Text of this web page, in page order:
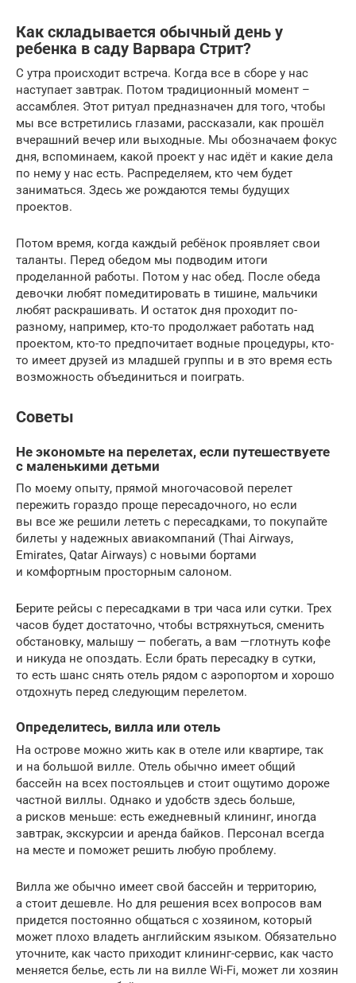
Как складывается обычный день у
ребенка в саду Варвара Стрит?
С утра происходит встреча. Когда все в сборе у нас
наступает завтрак. Потом традиционный момент –
ассамблея. Этот ритуал предназначен для того, чтобы
мы все встретились глазами, рассказали, как прошёл
вчерашний вечер или выходные. Мы обозначаем фокус
дня, вспоминаем, какой проект у нас идёт и какие дела
по нему у нас есть. Распределяем, кто чем будет
заниматься. Здесь же рождаются темы будущих
проектов.
Потом время, когда каждый ребёнок проявляет свои
таланты. Перед обедом мы подводим итоги
проделанной работы. Потом у нас обед. После обеда
девочки любят помедитировать в тишине, мальчики
любят раскрашивать. И остаток дня проходит по-
разному, например, кто-то продолжает работать над
проектом, кто-то предпочитает водные процедуры, кто-
то имеет друзей из младшей группы и в это время есть
возможность объединиться и поиграть.
Советы
Не экономьте на перелетах, если путешествуете
с маленькими детьми
По моему опыту, прямой многочасовой перелет
пережить гораздо проще пересадочного, но если
вы все же решили лететь с пересадками, то покупайте
билеты у надежных авиакомпаний (Thai Airways,
Emirates, Qatar Airways) с новыми бортами
и комфортным просторным салоном.
Берите рейсы с пересадками в три часа или сутки. Трех
часов будет достаточно, чтобы встряхнуться, сменить
обстановку, малышу — побегать, а вам —глотнуть кофе
и никуда не опоздать. Если брать пересадку в сутки,
то есть шанс снять отель рядом с аэропортом и хорошо
отдохнуть перед следующим перелетом.
Определитесь, вилла или отель
На острове можно жить как в отеле или квартире, так
и на большой вилле. Отель обычно имеет общий
бассейн на всех постояльцев и стоит ощутимо дороже
частной виллы. Однако и удобств здесь больше,
а рисков меньше: есть ежедневный клининг, иногда
завтрак, экскурсии и аренда байков. Персонал всегда
на месте и поможет решить любую проблему.
Вилла же обычно имеет свой бассейн и территорию,
а стоит дешевле. Но для решения всех вопросов вам
придется постоянно общаться с хозяином, который
может плохо владеть английским языком. Обязательно
уточните, как часто приходит клининг-сервис, как часто
меняется белье, есть ли на вилле Wi-Fi, может ли хозяин